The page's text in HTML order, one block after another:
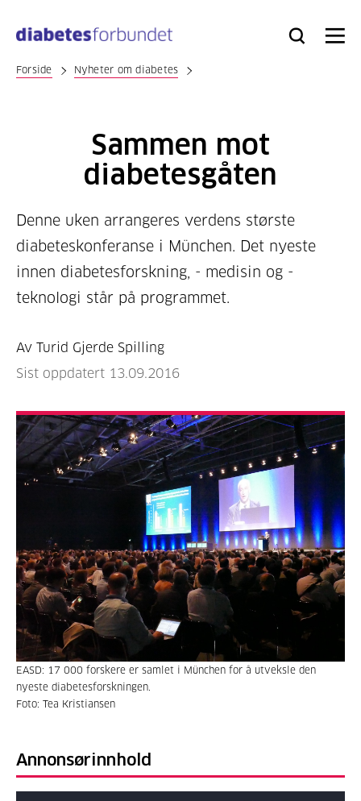
hovedinnhold
Bli
Logg
Søk Meny
Forside Nyheter om diabetes
Sammen mot
diabetesgåten
Denne uken arrangeres verdens største
diabeteskonferanse i München. Det nyeste
innen diabetesforskning, - medisin og -
teknologi står på programmet.
Av Turid Gjerde Spilling
Sist oppdatert 13.09.2016
EASD: 17 000 forskere er samlet i München for å utveksle den
nyeste diabetesforskningen.
Foto: Tea Kristiansen
Annonsørinnhold